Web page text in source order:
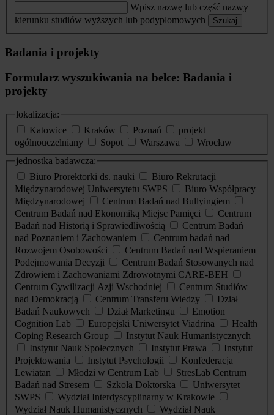
Wpisz nazwę lub część nazwy
kierunku studiów wyższych lub podyplomowych
Szukaj
Badania i projekty
Formularz wyszukiwania na belce: Badania i
projekty
lokalizacja:
Katowice
Kraków Poznań
projekt
ogólnouczelniany
Sopot Warszawa
Wrocław
jednostka badawcza:
Biuro Prorektorki ds. nauki
Biuro Rekrutacji
Międzynarodowej Uniwersytetu SWPS
Biuro Współpracy
Międzynarodowej
Centrum Badań nad Bullyingiem
Centrum Badań nad Ekonomiką Miejsc Pamięci
Centrum
Badań nad Historią i Sprawiedliwością
Centrum Badań
nad Poznaniem i Zachowaniem
Centrum badań nad
Rozwojem Osobowości
Centrum Badań nad Wspieraniem
Podejmowania Decyzji
Centrum Badań Stosowanych nad
Zdrowiem i Zachowaniami Zdrowotnymi CARE-BEH
Centrum Cywilizacji Azji Wschodniej
Centrum Studiów
nad Demokracją
Centrum Transferu Wiedzy
Dział
Badań Naukowych
Dział Marketingu
Emotion
Cognition Lab
Europejski Uniwersytet Viadrina
Health
Coping Research Group
Instytut Nauk Humanistycznych
Instytut Nauk Społecznych
Instytut Prawa
Instytut
Projektowania
Instytut Psychologii
Konfederacja
Lewiatan
Młodzi w Centrum Lab
StresLab Centrum
Badań nad Stresem
Szkoła Doktorska
Uniwersytet
SWPS
Wydział Interdyscyplinarny w Krakowie
Wydział Nauk Humanistycznych
Wydział Nauk